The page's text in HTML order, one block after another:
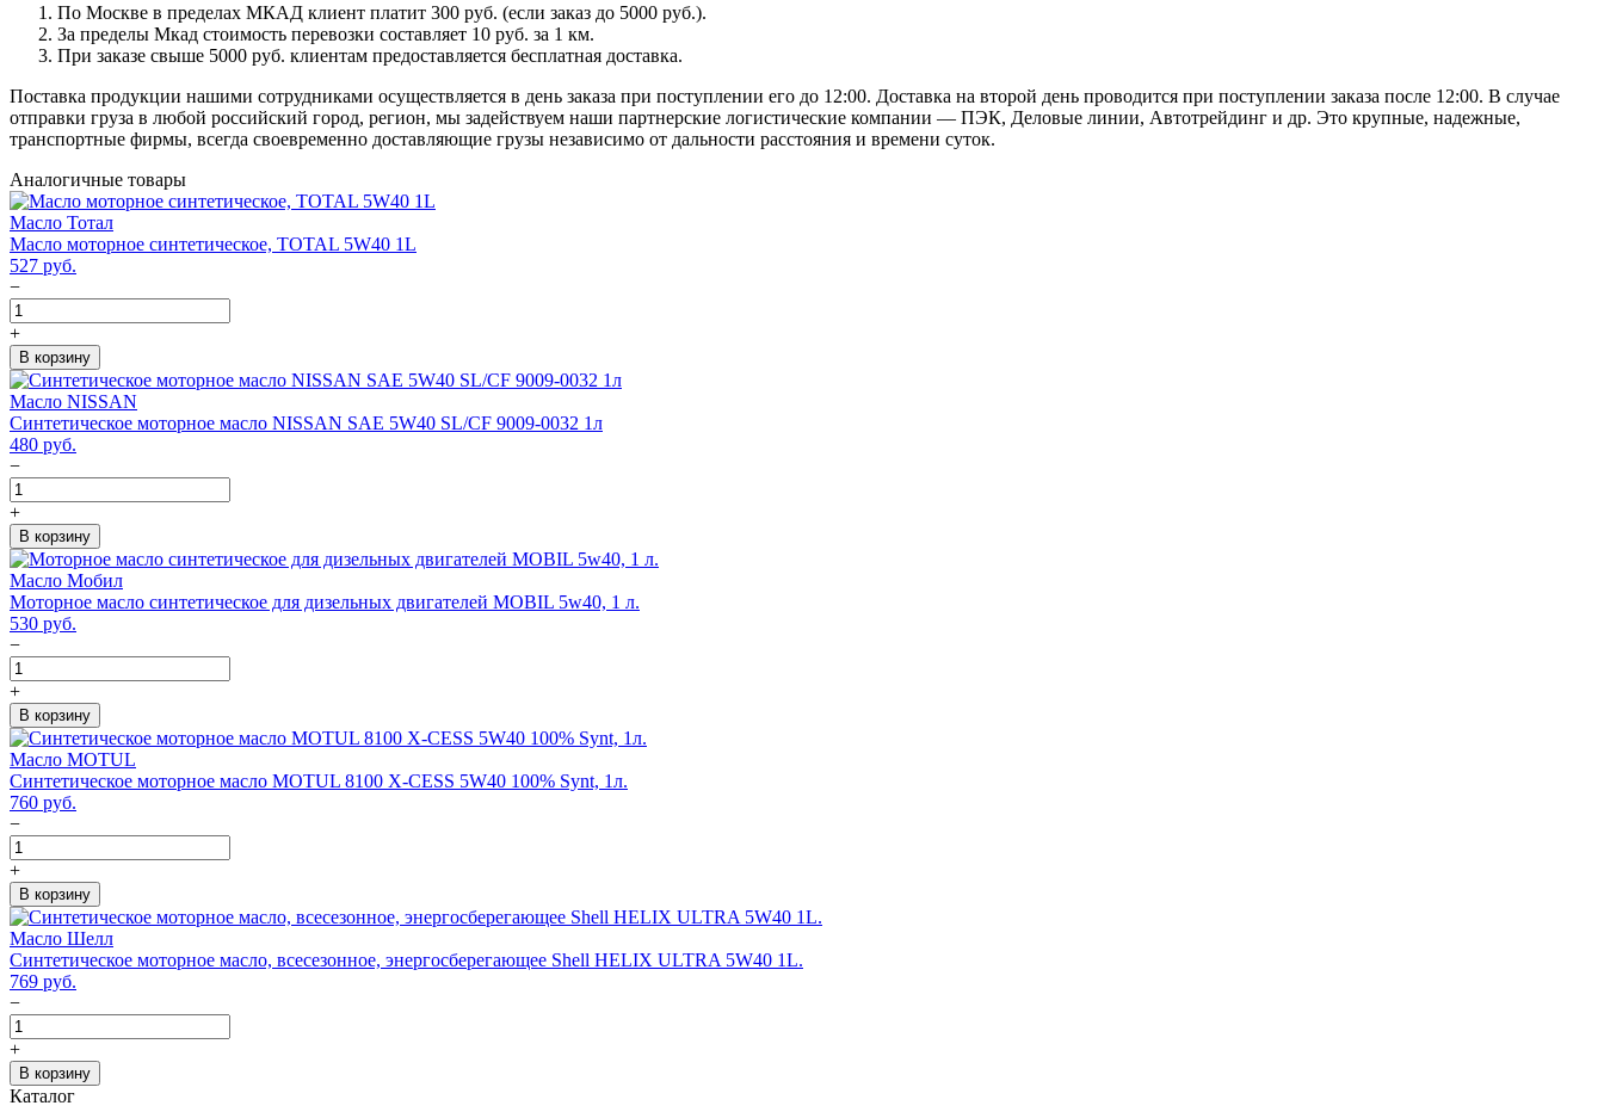
По Москве в пределах МКАД клиент платит 300 руб. (если заказ до 5000 руб.).
За пределы Мкад стоимость перевозки составляет 10 руб. за 1 км.
При заказе свыше 5000 руб. клиентам предоставляется бесплатная доставка.
Поставка продукции нашими сотрудниками осуществляется в день заказа при поступлении его до 12:00. Доставка на второй день проводится при поступлении заказа после 12:00. В случае
отправки груза в любой российский город, регион, мы задействуем наши партнерские логистические компании — ПЭК, Деловые линии, Автотрейдинг и др. Это крупные, надежные,
транспортные фирмы, всегда своевременно доставляющие грузы независимо от дальности расстояния и времени суток.
Аналогичные товары
Масло Тотал
Масло моторное синтетическое, TOTAL 5W40 1L
527 руб.
−
+
В корзину
Масло NISSAN
Синтетическое моторное масло NISSAN SAE 5W40 SL/CF 9009-0032 1л
480 руб.
−
+
В корзину
Масло Мобил
Моторное масло синтетическое для дизельных двигателей MOBIL 5w40, 1 л.
530 руб.
−
+
В корзину
Масло MOTUL
Синтетическое моторное масло MOTUL 8100 X-CESS 5W40 100% Synt, 1л.
760 руб.
−
+
В корзину
Масло Шелл
Синтетическое моторное масло, всесезонное, энергосберегающее Shell HELIX ULTRA 5W40 1L.
769 руб.
−
+
В корзину
Каталог